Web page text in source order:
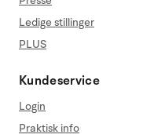
Ledige stillinger
PLUS
Kundeservice
Login
Praktisk info